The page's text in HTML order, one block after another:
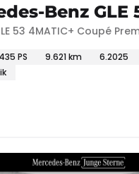
Benz GLE
53 4MATIC+ Coupé
PS 9.621 km 6.2025